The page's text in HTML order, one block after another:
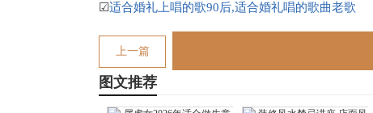
☑适合婚礼上唱的歌90后,适合婚礼唱的歌曲老歌
上一篇
图文推荐